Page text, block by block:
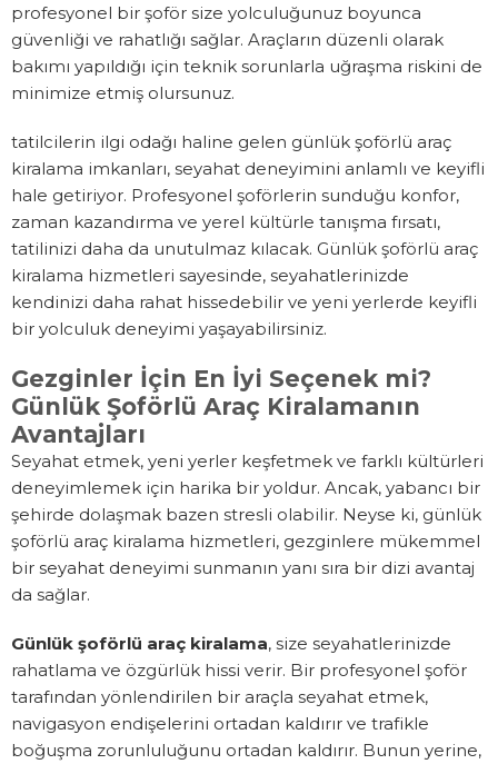
profesyonel bir şoför size yolculuğunuz boyunca
güvenliği ve rahatlığı sağlar. Araçların düzenli olarak
bakımı yapıldığı için teknik sorunlarla uğraşma riskini de
minimize etmiş olursunuz.
tatilcilerin ilgi odağı haline gelen günlük şoförlü araç
kiralama imkanları, seyahat deneyimini anlamlı ve keyifli
hale getiriyor. Profesyonel şoförlerin sunduğu konfor,
zaman kazandırma ve yerel kültürle tanışma fırsatı,
tatilinizi daha da unutulmaz kılacak. Günlük şoförlü araç
kiralama hizmetleri sayesinde, seyahatlerinizde
kendinizi daha rahat hissedebilir ve yeni yerlerde keyifli
bir yolculuk deneyimi yaşayabilirsiniz.
Gezginler İçin En İyi Seçenek mi?
Günlük Şoförlü Araç Kiralamanın
Avantajları
Seyahat etmek, yeni yerler keşfetmek ve farklı kültürleri
deneyimlemek için harika bir yoldur. Ancak, yabancı bir
şehirde dolaşmak bazen stresli olabilir. Neyse ki, günlük
şoförlü araç kiralama hizmetleri, gezginlere mükemmel
bir seyahat deneyimi sunmanın yanı sıra bir dizi avantaj
da sağlar.
Günlük şoförlü araç kiralama, size seyahatlerinizde
rahatlama ve özgürlük hissi verir. Bir profesyonel şoför
tarafından yönlendirilen bir araçla seyahat etmek,
navigasyon endişelerini ortadan kaldırır ve trafikle
boğuşma zorunluluğunu ortadan kaldırır. Bunun yerine,